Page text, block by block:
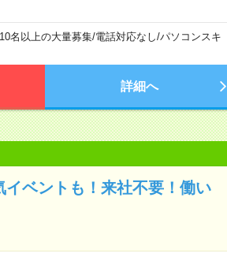
名以上の大量募集/電話対応なし/パソコンスキ
詳細へ
ベントも！来社不要！働い